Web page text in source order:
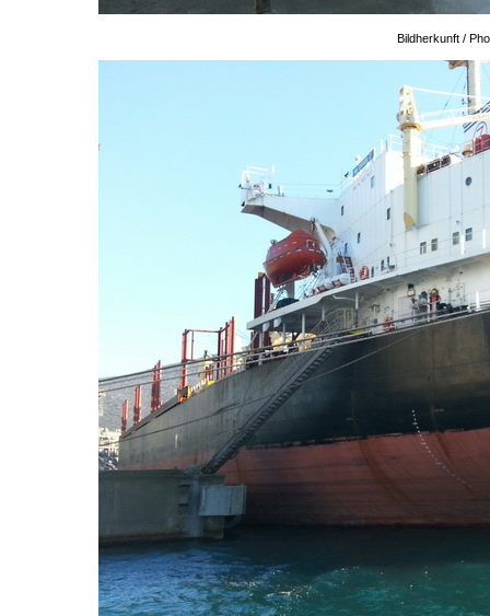
Bildherkunft /